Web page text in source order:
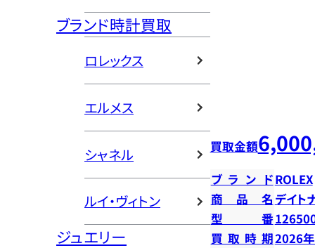
ブランド時計買取
ロレックス
エルメス
シャネル
ルイ・ヴィトン
ジュエリー
買取金額
ブランドROLEX
商品名 デイ
型番
買取時期2026